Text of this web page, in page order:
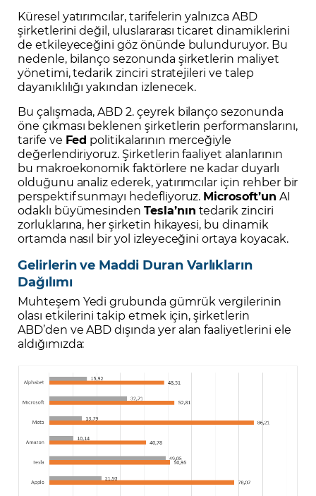
Küresel yatırımcılar, tarifelerin yalnızca ABD
şirketlerini değil, uluslararası ticaret dinamiklerini
de etkileyeceğini göz önünde bulunduruyor. Bu
nedenle, bilanço sezonunda şirketlerin maliyet
yönetimi, tedarik zinciri stratejileri ve talep
dayanıklılığı yakından izlenecek.
Bu çalışmada, ABD 2. çeyrek bilanço sezonunda
öne çıkması beklenen şirketlerin performanslarını,
tarife ve Fed politikalarının merceğiyle
değerlendiriyoruz. Şirketlerin faaliyet alanlarının
bu makroekonomik faktörlere ne kadar duyarlı
olduğunu analiz ederek, yatırımcılar için rehber bir
perspektif sunmayı hedefliyoruz. Microsoft’un AI
odaklı büyümesinden Tesla’nın tedarik zinciri
zorluklarına, her şirketin hikayesi, bu dinamik
ortamda nasıl bir yol izleyeceğini ortaya koyacak.
Gelirlerin ve Maddi Duran Varlıkların
Dağılımı
Muhteşem Yedi grubunda gümrük vergilerinin
olası etkilerini takip etmek için, şirketlerin
ABD’den ve ABD dışında yer alan faaliyetlerini ele
aldığımızda: